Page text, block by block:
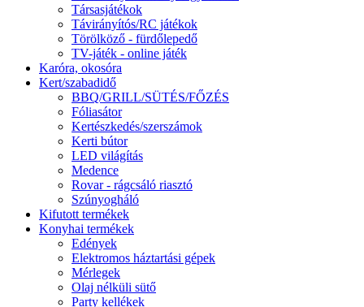
Társasjátékok
Távirányítós/RC játékok
Törölköző - fürdőlepedő
TV-játék - online játék
Karóra, okosóra
Kert/szabadidő
BBQ/GRILL/SÜTÉS/FŐZÉS
Fóliasátor
Kertészkedés/szerszámok
Kerti bútor
LED világítás
Medence
Rovar - rágcsáló riasztó
Szúnyogháló
Kifutott termékek
Konyhai termékek
Edények
Elektromos háztartási gépek
Mérlegek
Olaj nélküli sütő
Party kellékek